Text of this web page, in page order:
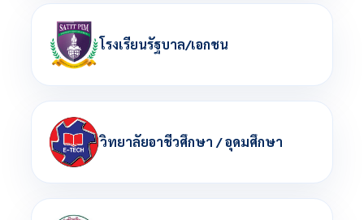
โรงเรียนรัฐบาล/เอกชน
วิทยาลัยอาชีวศึกษา / อุดมศึกษา